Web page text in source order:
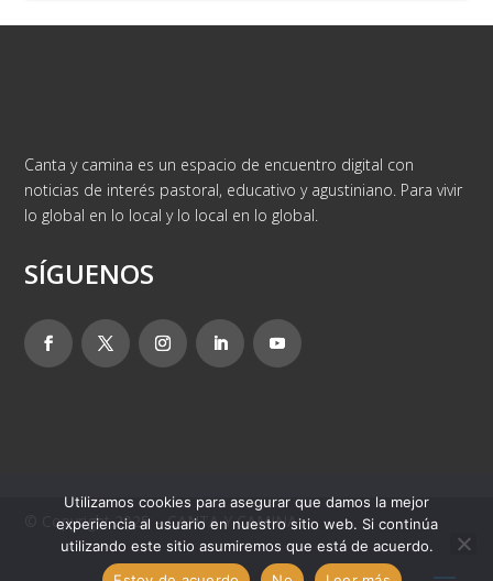
Canta y camina es un espacio de encuentro digital con
noticias de interés pastoral, educativo y agustiniano. Para vivir
lo global en lo local y lo local en lo global.
SÍGUENOS
© Copyright 2025 – CANTA Y CAMINA
Utilizamos cookies para asegurar que damos la mejor
experiencia al usuario en nuestro sitio web. Si continúa
utilizando este sitio asumiremos que está de acuerdo.